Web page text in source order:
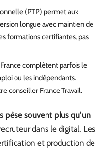
(PTP) permet aux
longue avec maintien de
formations certifiantes, pas
complètent parfois le
ou les indépendants.
conseiller France Travail.
souvent plus qu’un
dans le digital. Les
et production de